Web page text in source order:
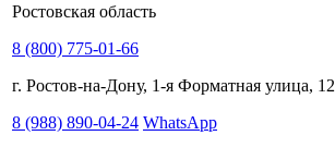
Ростовская область
8 (800) 775-01-66
г. Ростов-на-Дону, 1-я Форматная улица, 12
8 (988) 890-04-24 WhatsApp